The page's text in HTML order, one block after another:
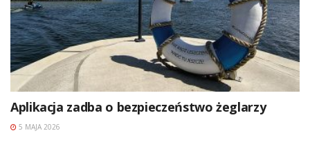
Aplikacja zadba o bezpieczeństwo żeglarzy
5 MAJA 2026